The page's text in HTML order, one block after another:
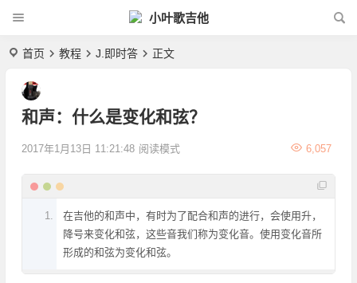
小叶歌吉他
首页 教程 J.即时答 正文
和声：什么是变化和弦？
2017年1月13日 11:21:48 6,057
阅读模式
在吉他的和声中，有时为了配合和声的进行，会使用升，
降号来变化和弦，这些音我们称为变化音。使用变化音所
形成的和弦为变化和弦。